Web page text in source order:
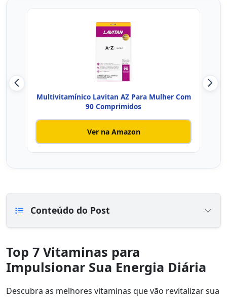
Multivitamínico Lavitan AZ Para Mulher Com
90 Comprimidos
Ver na Amazon
Conteúdo do Post
Top 7 Vitaminas para
Impulsionar Sua Energia Diária
Descubra as melhores vitaminas que vão revitalizar sua